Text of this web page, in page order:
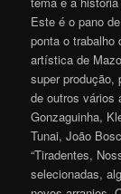
Este é o pano
ponta o trabalho
artística de
super produção,
de outros vários
Gonzaguinha,
Tunai, João
“Tiradentes,
selecionadas,